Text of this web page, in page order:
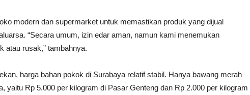
modern dan supermarket untuk memastikan produk yang dijual
“Secara umum, izin edar aman, namun kami menemukan
atau rusak,” tambahnya.
harga bahan pokok di Surabaya relatif stabil. Hanya bawang merah
yaitu Rp 5.000 per kilogram di Pasar Genteng dan Rp 2.000 per kilogram